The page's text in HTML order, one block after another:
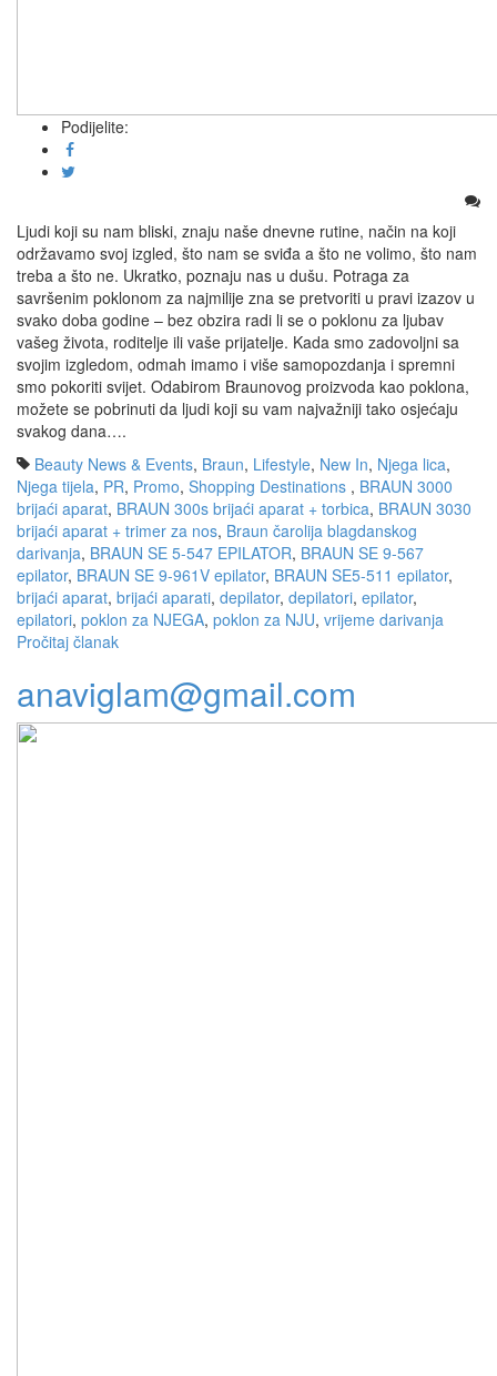
Podijelite:
Ljudi koji su nam bliski, znaju naše dnevne rutine, način na koji
održavamo svoj izgled, što nam se sviđa a što ne volimo, što nam
treba a što ne. Ukratko, poznaju nas u dušu. Potraga za
savršenim poklonom za najmilije zna se pretvoriti u pravi izazov u
svako doba godine – bez obzira radi li se o poklonu za ljubav
vašeg života, roditelje ili vaše prijatelje. Kada smo zadovoljni sa
svojim izgledom, odmah imamo i više samopozdanja i spremni
smo pokoriti svijet. Odabirom Braunovog proizvoda kao poklona,
možete se pobrinuti da ljudi koji su vam najvažniji tako osjećaju
svakog dana….
Beauty News & Events, Braun, Lifestyle, New In, Njega lica,
Njega tijela, PR, Promo, Shopping Destinations , BRAUN 3000
brijaći aparat, BRAUN 300s brijaći aparat + torbica, BRAUN 3030
brijaći aparat + trimer za nos, Braun čarolija blagdanskog
darivanja, BRAUN SE 5-547 EPILATOR, BRAUN SE 9-567
epilator, BRAUN SE 9-961V epilator, BRAUN SE5-511 epilator,
brijaći aparat, brijaći aparati, depilator, depilatori, epilator,
epilatori, poklon za NJEGA, poklon za NJU, vrijeme darivanja
Pročitaj članak
anaviglam@gmail.com